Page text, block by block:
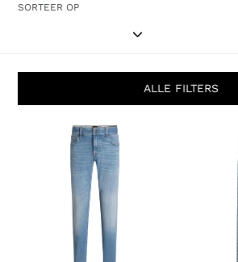
SORTEER OP
ALLE FILTERS
10276455
bronco